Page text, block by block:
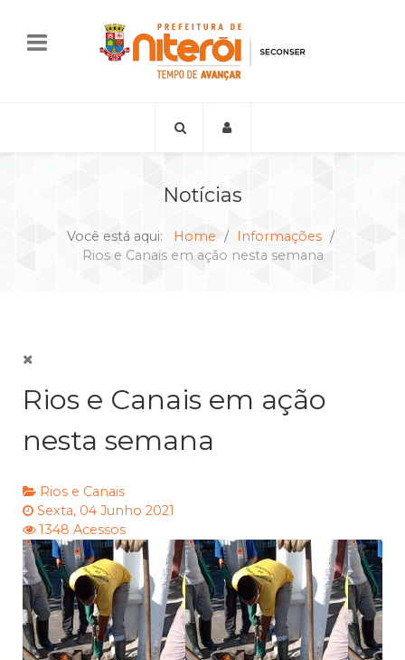
Notícias
Você está aqui: Home
Informações
Rios e Canais em ação nesta semana
Rios e Canais em ação
nesta semana
Rios e Canais
Sexta, 04 Junho 2021
1348 Acessos